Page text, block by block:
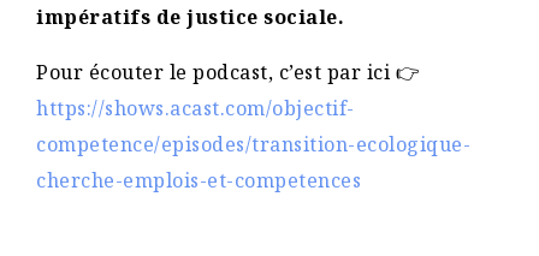
impératifs de justice sociale.
Pour écouter le podcast, c’est par ici 👉
https://shows.acast.com/objectif-
competence/episodes/transition-ecologique-
cherche-emplois-et-competences